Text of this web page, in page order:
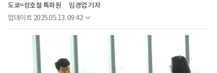
도쿄=성호철 특파원
임경업 기자
업데이트 2025.05.13. 09:42